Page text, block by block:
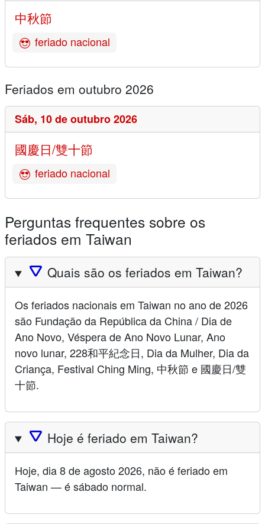
中秋節
feriado nacional
Feriados em outubro 2026
Sáb, 10 de outubro 2026
國慶日/雙十節
feriado nacional
Perguntas frequentes sobre os
feriados em Taiwan
🛆 Quais são os feriados em Taiwan?
Os feriados nacionais em Taiwan no ano de 2026
são Fundação da República da China / Dia de
Ano Novo, Véspera de Ano Novo Lunar, Ano
novo lunar, 228和平紀念日, Dia da Mulher, Dia da
Criança, Festival Ching Ming, 中秋節 e 國慶日/雙
十節.
🛆 Hoje é feriado em Taiwan?
Hoje, dia 8 de agosto 2026, não é feriado em
Taiwan — é sábado normal.